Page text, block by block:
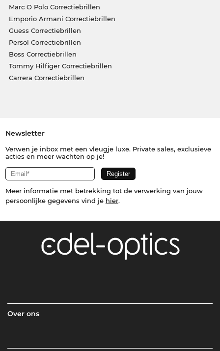
Marc O Polo Correctiebrillen
Emporio Armani Correctiebrillen
Guess Correctiebrillen
Persol Correctiebrillen
Boss Correctiebrillen
Tommy Hilfiger Correctiebrillen
Carrera Correctiebrillen
Newsletter
Verwen je inbox met een vleugje luxe. Private sales, exclusieve
acties en meer wachten op je!
Meer informatie met betrekking tot de verwerking van jouw
persoonlijke gegevens vind je hier.
Over ons